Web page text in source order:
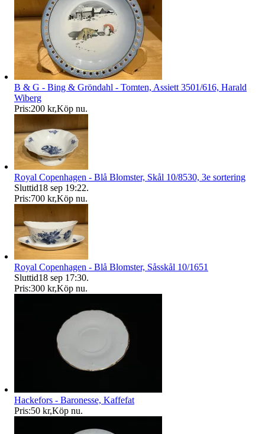
B & G - Bing & Gröndahl - Tomten, Assiett 3501/616, Harald
Wiberg
Pris:200 kr,Köp nu.
Royal Copenhagen - Blå Blomster, Skål 10/8530, 3e sortering
Sluttid18 sep 19:22.
Pris:700 kr,Köp nu.
Royal Copenhagen - Blå Blomster, Såsskål 10/1651
Sluttid18 sep 17:30.
Pris:300 kr,Köp nu.
Hackefors - Baronesse, Kaffefat
Pris:50 kr,Köp nu.